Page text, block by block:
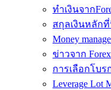
ทำเงินจาก
สกุลเงินหลัก
Money
ข่าวจาก
การเลือกโบร
Leverage Lot